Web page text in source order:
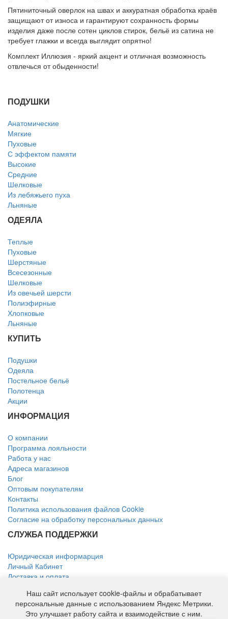
Пятиниточный оверлок на швах и аккуратная обработка краёв
защищают от износа и гарантируют сохранность формы
изделия даже после сотен циклов стирок, бельё из сатина не
требует глажки и всегда выглядит опрятно!
Комплект Иллюзия - яркий акцент и отличная возможность
отвлечься от обыденности!
ПОДУШКИ
Анатомические
Мягкие
Пуховые
С эффектом памяти
Высокие
Средние
Шелковые
Из лебяжьего пуха
Льняные
ОДЕЯЛА
Теплые
Пуховые
Шерстяные
Всесезонные
Шелковые
Из овечьей шерсти
Полиэфирные
Хлопковые
Льняные
КУПИТЬ
Подушки
Одеяла
Постельное бельё
Полотенца
Акции
ИНФОРМАЦИЯ
О компании
Программа лояльности
Работа у нас
Адреса магазинов
Блог
Оптовым покупателям
Контакты
Политика использования файлов Cookie
Согласие на обработку персональных данных
СЛУЖБА ПОДДЕРЖКИ
Юридическая информарция
Личный Кабинет
Доставка и оплата
КОНТАКТЫ
Наш сайт использует cookie-файлы и обрабатывает
персональные данные с использованием Яндекс Метрики.
Это улучшает работу сайта и взаимодействие с ним.